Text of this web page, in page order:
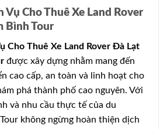
Vụ Cho Thuê Xe Land Rover
Bình Tour
Cho Thuê Xe Land Rover Đà Lạt
được xây dựng nhằm mang đến
cao cấp, an toàn và linh hoạt cho
phá thành phố cao nguyên. Với
và nhu cầu thực tế của du
không ngừng hoàn thiện dịch